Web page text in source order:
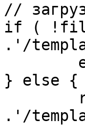
//
if (
.'/
} else {
.'/